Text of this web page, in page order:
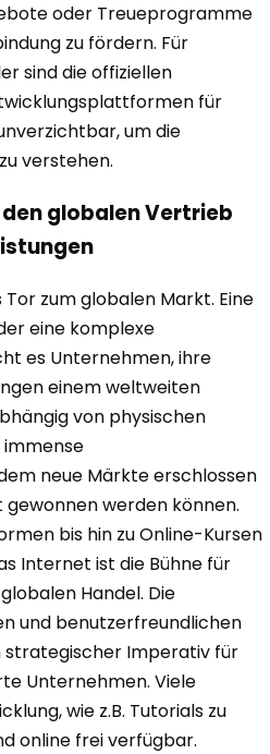
oder Treueprogramme
zu fördern. Für
sind die offiziellen
für
um die
verstehen.
globalen Vertrieb
zum globalen Markt. Eine
eine komplexe
es Unternehmen, ihre
einem weltweiten
von physischen
neue Märkte erschlossen
gewonnen werden können.
bis hin zu Online-Kursen
Internet ist die Bühne für
Handel. Die
und benutzerfreundlichen
strategischer Imperativ für
Unternehmen. Viele
wie z.B. Tutorials zu
online frei verfügbar.